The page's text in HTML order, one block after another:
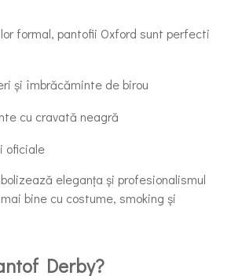
formal, pantofii Oxford sunt perfecti
și îmbrăcăminte de birou
cu cravată neagră
oficiale
eleganța și profesionalismul
bine cu costume, smoking și
Derby?